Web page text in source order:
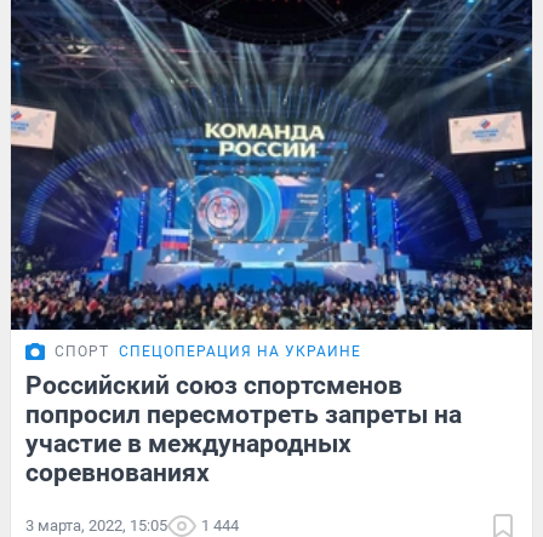
СПОРТ СПЕЦОПЕРАЦИЯ НА УКРАИНЕ
Российский союз спортсменов
попросил пересмотреть запреты на
участие в международных
соревнованиях
3 марта, 2022, 15:05 1 444